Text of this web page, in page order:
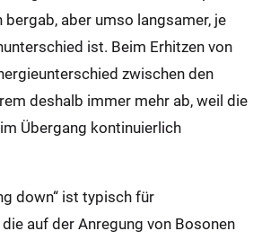
aber umso langsamer, je
ist. Beim Erhitzen von
zwischen den
deshalb immer mehr ab, weil die
Übergang kontinuierlich
down“ ist typisch für
auf der Anregung von Bosonen